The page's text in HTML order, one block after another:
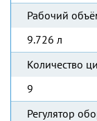
Рабочий
9.726 л
Количество
9
Регулятор